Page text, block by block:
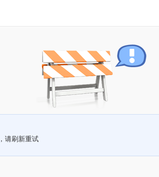
请刷新重试